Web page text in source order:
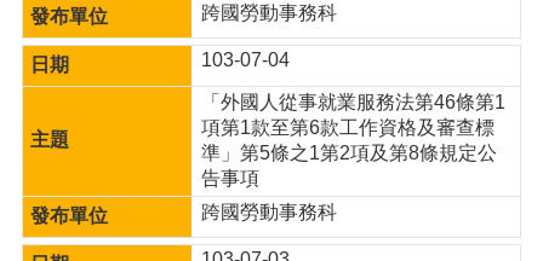
問
題
桃
市
網
站
跨國勞動事務科
103-07-04
「外國人從事就業服務法第46條第1
項第1款至第6款工作資格及審查標
準」第5條之1第2項及第8條規定公
告事項
跨國勞動事務科